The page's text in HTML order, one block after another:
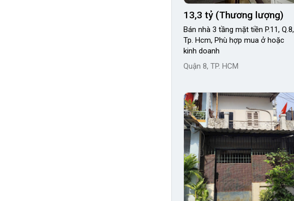
13,3 tỷ (Thương lượng)
Bán nhà 3 tầng mặt tiền P.11, Q.8,
Tp. Hcm, Phù hợp mua ở hoặc
kinh doanh
Quận 8, TP. HCM